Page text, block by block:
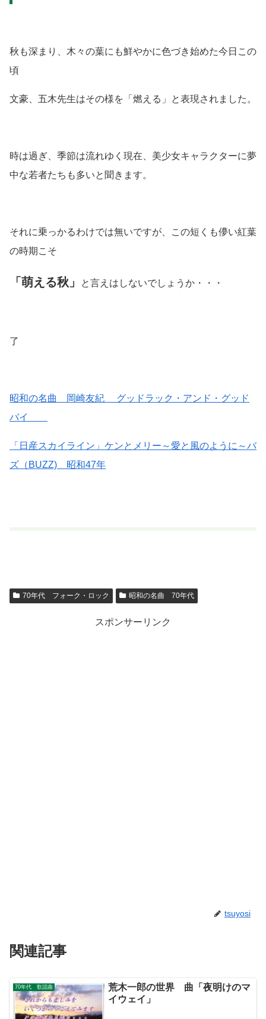
秋も深まり、木々の葉にも鮮やかに色づき始めた今日この
頃
文豪、五木先生はその様を「燃える」と表現されました。
時は過ぎ、季節は流れゆく現在、美少女キャラクターに夢
中な若者たちも多いと聞きます。
それに乗っかるわけでは無いですが、この短くも儚い紅葉
の時期こそ
「萌える秋」 と言えはしないでしょうか・・・
了
昭和の名曲 岡崎友紀 グッドラック・アンド・グッド
バイ
「日産スカイライン」ケンとメリー～愛と風のように～バ
ズ（BUZZ) 昭和47年
70年代 フォーク・ロック 昭和の名曲 70年代
スポンサーリンク
tsuyosi
関連記事
70年代 歌謡曲
荒木一郎の世界 曲「夜明けのマ
イウェイ」